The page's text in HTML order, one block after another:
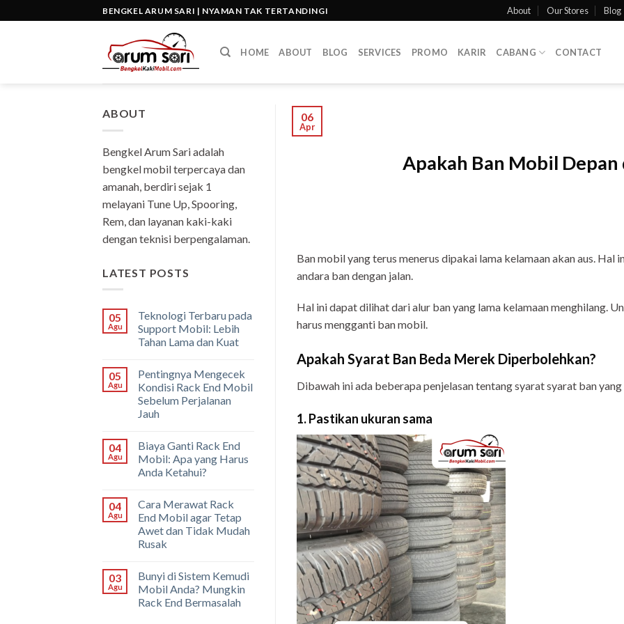
to
BENGKEL ARUM SARI | NYAMAN TAK TERTANDINGI About Our Stores Blog
HOME ABOUT BLOG SERVICES PROMO KARIR CABANG CONTACT
ABOUT
Bengkel Arum Sari adalah
bengkel mobil terpercaya dan
amanah, berdiri sejak 1
melayani Tune Up, Spooring,
Rem, dan layanan kaki-kaki
dengan teknisi berpengalaman.
LATEST POSTS
05
Agu
Teknologi Terbaru pada
Support Mobil: Lebih
Tahan Lama dan Kuat
05
Agu
Pentingnya Mengecek
Kondisi Rack End Mobil
Sebelum Perjalanan
Jauh
04
Agu
Biaya Ganti Rack End
Mobil: Apa yang Harus
Anda Ketahui?
04
Agu
Cara Merawat Rack
End Mobil agar Tetap
Awet dan Tidak Mudah
Rusak
03
Agu
Bunyi di Sistem Kemudi
Mobil Anda? Mungkin
Rack End Bermasalah
06
Apr
Apakah Ban Mobil
Ban mobil yang terus menerus dipakai lama kelamaan akan aus. Hal
andara ban dengan jalan.
Hal ini dapat dilihat dari alur ban yang lama kelamaan menghilang.
harus mengganti ban mobil.
Apakah Syarat Ban Beda Merek Diperbolehkan?
Dibawah ini ada beberapa penjelasan tentang syarat syarat ban
1. Pastikan ukuran sama